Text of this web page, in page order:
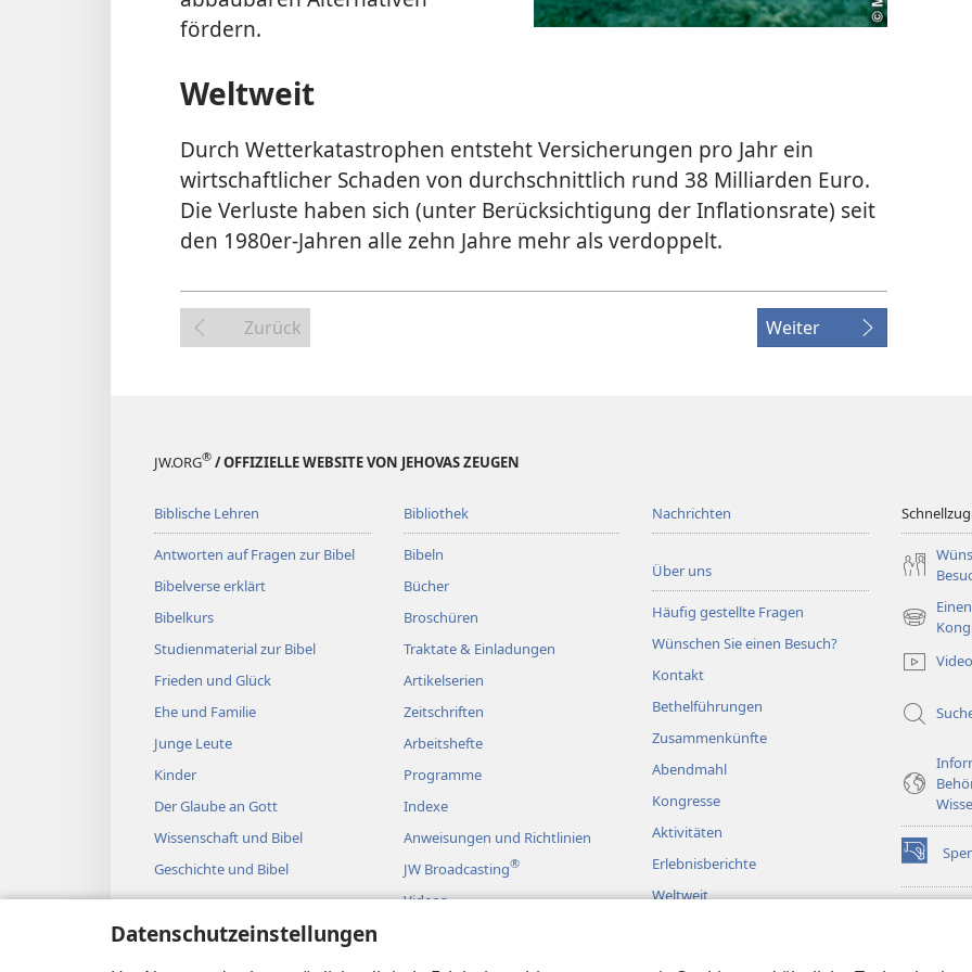
Datenschutzeinstellungen
fördern.
Weltweit
Durch Wetterkatastrophen entsteht Versicherungen pro Jahr ein
wirtschaftlicher Schaden von durchschnittlich rund 38 Milliarden Euro.
Die Verluste haben sich (unter Berücksichtigung der Inflationsrate) seit
den 1980er-Jahren alle zehn Jahre mehr als verdoppelt.
Zurück Weiter
JW.ORG® / OFFIZIELLE WEBSITE VON JEHOVAS ZEUGEN
Biblische Lehren
Antworten auf Fragen zur Bibel
Bibelverse erklärt
Bibelkurs
Studienmaterial zur Bibel
Frieden und Glück
Ehe und Familie
Junge Leute
Kinder
Der Glaube an Gott
Wissenschaft und Bibel
Geschichte und Bibel
Bibliothek
Bibeln
Bücher
Broschüren
Traktate & Einladungen
Artikelserien
Zeitschriften
Arbeitshefte
Programme
Indexe
Anweisungen und Richtlinien
JW Broadcasting®
Videos
Nachrichten
Über uns
Häufig gestellte Fragen
Wünschen Sie einen Besuch?
Kontakt
Bethelführungen
Zusammenkünfte
Abendmahl
Kongresse
Aktivitäten
Erlebnisberichte
Weltweit
(öffnet
Fenster)
(öffnet
neues
Fenster)
JW